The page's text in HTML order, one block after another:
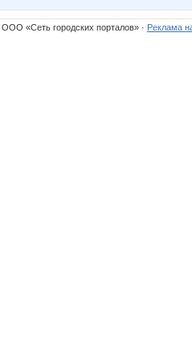
«Сеть городских порталов» · Реклама